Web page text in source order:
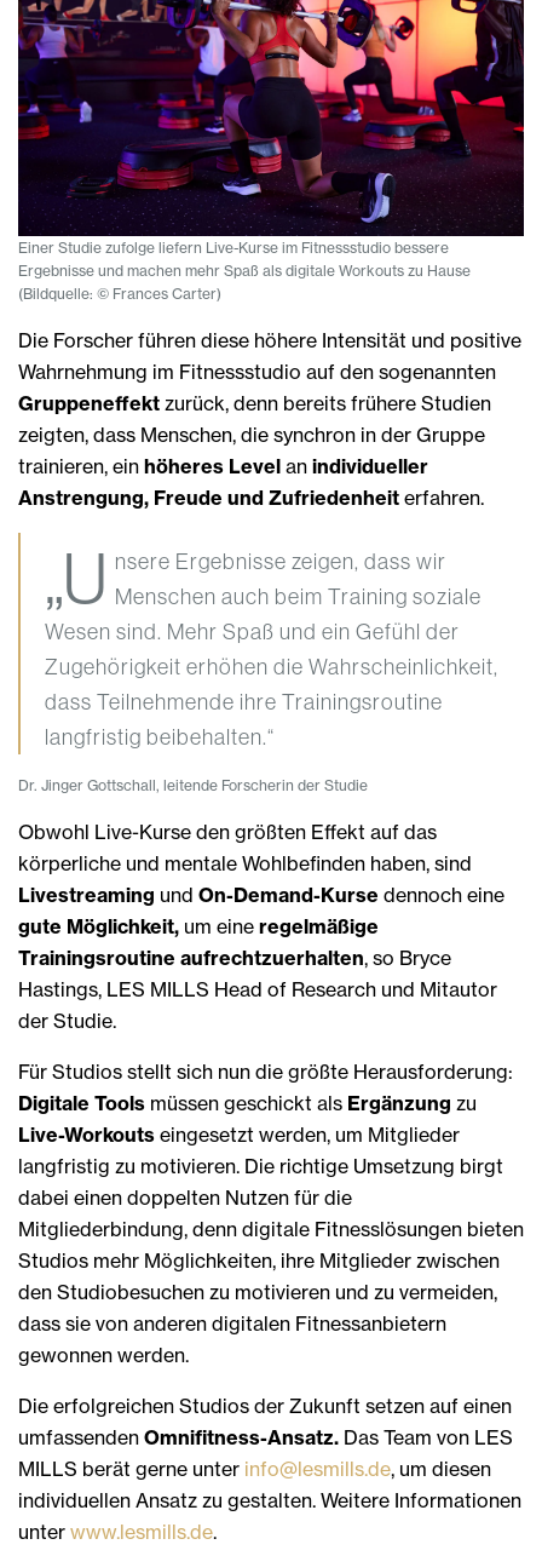
Einer Studie zufolge liefern Live-Kurse im Fitnessstudio bessere
Ergebnisse und machen mehr Spaß als digitale Workouts zu Hause
(Bildquelle: © Frances Carter)
Die Forscher führen diese höhere Intensität und positive
Wahrnehmung im Fitnessstudio auf den sogenannten
Gruppeneffekt zurück, denn bereits frühere Studien
zeigten, dass Menschen, die synchron in der Gruppe
trainieren, ein höheres Level an individueller
Anstrengung, Freude und Zufriedenheit erfahren.
„U nsere Ergebnisse zeigen, dass wir
Menschen auch beim Training soziale
Wesen sind. Mehr Spaß und ein Gefühl der
Zugehörigkeit erhöhen die Wahrscheinlichkeit,
dass Teilnehmende ihre Trainingsroutine
langfristig beibehalten.“
Dr. Jinger Gottschall, leitende Forscherin der Studie
Obwohl Live-Kurse den größten Effekt auf das
körperliche und mentale Wohlbefinden haben, sind
Livestreaming und On-Demand-Kurse dennoch eine
gute Möglichkeit, um eine regelmäßige
Trainingsroutine aufrechtzuerhalten, so Bryce
Hastings, LES MILLS Head of Research und Mitautor
der Studie.
Für Studios stellt sich nun die größte Herausforderung:
Digitale Tools müssen geschickt als Ergänzung zu
Live-Workouts eingesetzt werden, um Mitglieder
langfristig zu motivieren. Die richtige Umsetzung birgt
dabei einen doppelten Nutzen für die
Mitgliederbindung, denn digitale Fitnesslösungen bieten
Studios mehr Möglichkeiten, ihre Mitglieder zwischen
den Studiobesuchen zu motivieren und zu vermeiden,
dass sie von anderen digitalen Fitnessanbietern
gewonnen werden.
Die erfolgreichen Studios der Zukunft setzen auf einen
umfassenden Omnifitness-Ansatz. Das Team von LES
MILLS berät gerne unter info@lesmills.de, um diesen
individuellen Ansatz zu gestalten. Weitere Informationen
unter www.lesmills.de.